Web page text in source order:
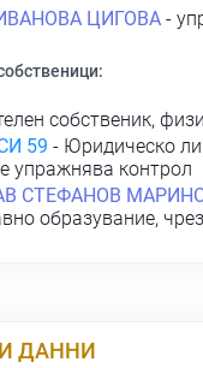
ЦИГОВА -
собственик,
59 - Юридическо
упражнява контрол
СТЕФАНОВ
образувание,
ДАННИ